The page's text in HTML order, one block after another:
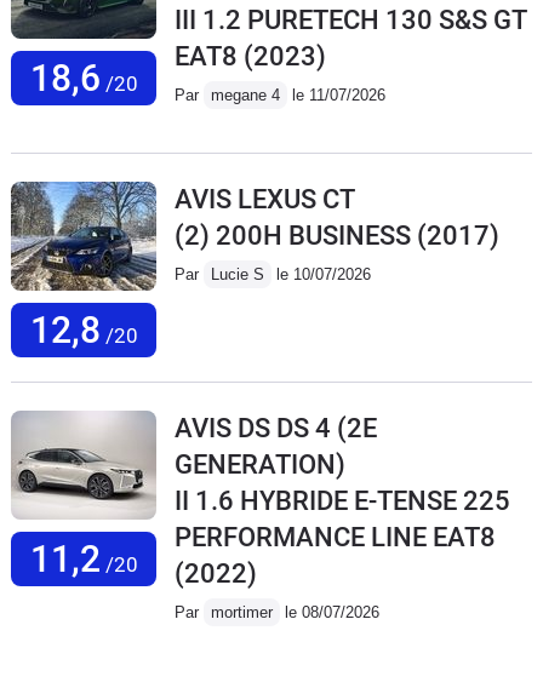
18,6 /20
III 1.2 PURETECH 130 S&S GT
EAT8 (2023)
Par megane 4 le 11/07/2026
12,8 /20
AVIS LEXUS CT
(2) 200H BUSINESS (2017)
Par Lucie S le 10/07/2026
11,2 /20
AVIS DS DS 4 (2E
GENERATION)
II 1.6 HYBRIDE E-TENSE 225
PERFORMANCE LINE EAT8
(2022)
Par mortimer le 08/07/2026